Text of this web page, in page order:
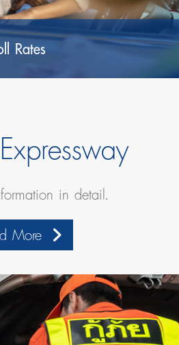
Rates
in detail.
More